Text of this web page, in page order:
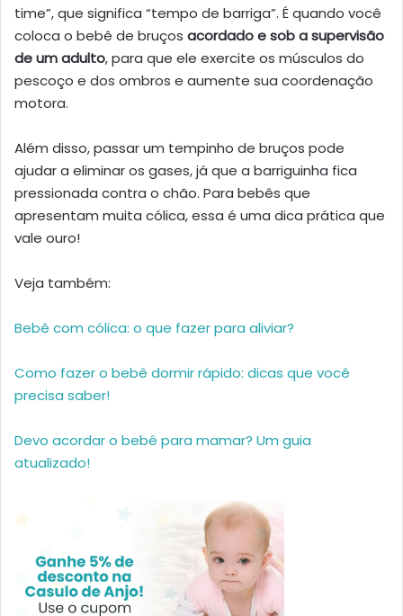
time”, que significa “tempo de barriga”. É quando você
coloca o bebê de bruços acordado e sob a supervisão
de um adulto, para que ele exercite os músculos do
pescoço e dos ombros e aumente sua coordenação
motora.
Além disso, passar um tempinho de bruços pode
ajudar a eliminar os gases, já que a barriguinha fica
pressionada contra o chão. Para bebês que
apresentam muita cólica, essa é uma dica prática que
vale ouro!
Veja também:
Bebê com cólica: o que fazer para aliviar?
Como fazer o bebê dormir rápido: dicas que você
precisa saber!
Devo acordar o bebê para mamar? Um guia
atualizado!